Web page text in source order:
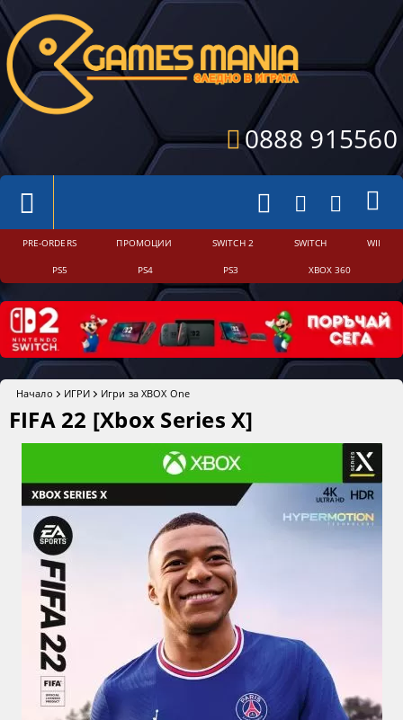
0888 915560
PRE-ORDERS ПРОМОЦИИ SWITCH 2 SWITCH WII
PS5 PS4 PS3 XBOX 360
Начало ИГРИ Игри за XBOX One
FIFA 22 [Xbox Series X]